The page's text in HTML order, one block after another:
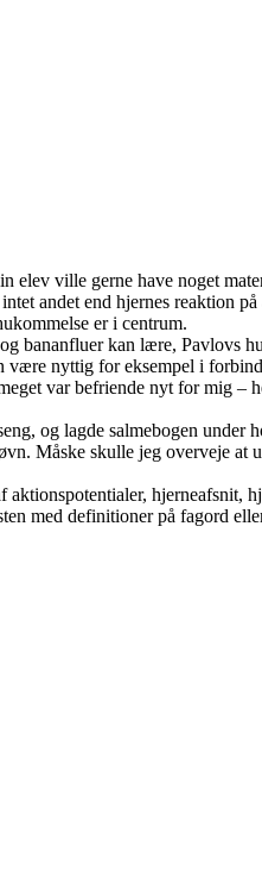
elev ville gerne have noget
andet end hjernes reaktion
er i centrum.
bananfluer kan lære, Pavlovs
nyttig for eksempel i
var befriende nyt for mig –
og lagde salmebogen
Måske skulle jeg overveje
hjerneafsnit,
med definitioner på fagord